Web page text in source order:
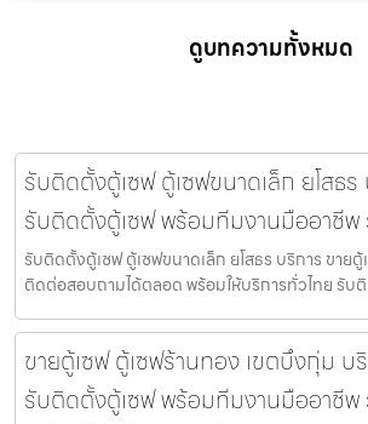
ดูบทความทั้งหมด
รับติดตั้งตู้เซฟ ตู้เซฟขนาดเล็ก ยโสธ
รับติดตั้งตู้เซฟ พร้อมทีมงานมืออาชีพ
รับติดตั้งตู้เซฟ ตู้เซฟขนาดเล็ก ยโสธร บริการ ขาย
ติดต่อสอบถามได้ตลอด พร้อมให้บริการทั่วไทย รับ
ขายตู้เซฟ ตู้เซฟร้านทอง เขตบึงกุ่ม บ
รับติดตั้งตู้เซฟ พร้อมทีมงานมืออาชีพ